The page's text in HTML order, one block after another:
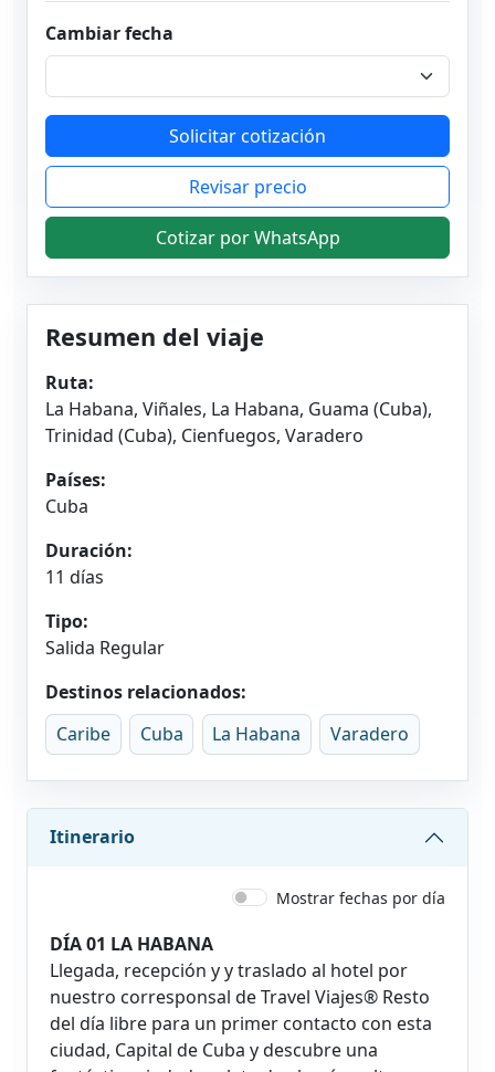
Resumen del viaje
Ruta:
La Habana, Viñales, La Habana, Guama (Cuba),
Trinidad (Cuba), Cienfuegos, Varadero
Países:
Cuba
Duración:
11 días
Tipo:
Salida Regular
Destinos relacionados:
Caribe
Cuba La Habana Varadero
Itinerario
Mostrar fechas por día
DÍA 01 LA HABANA
Llegada, recepción y y traslado al hotel por
nuestro corresponsal de Travel Viajes® Resto
del día libre para un primer contacto con esta
ciudad, Capital de Cuba y descubre una
Cambiar fecha
Solicitar cotización
Revisar precio
Cotizar por WhatsApp